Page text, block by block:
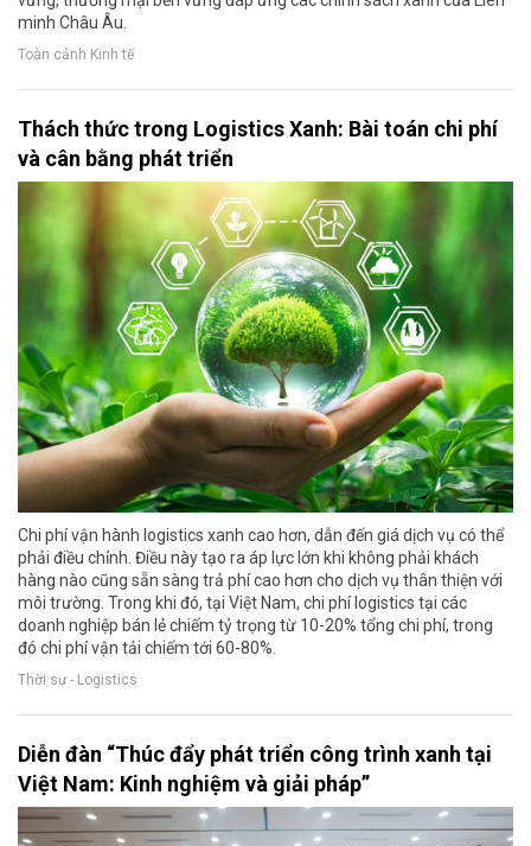
minh Châu Âu.
Toàn cảnh Kinh tế
Thách thức trong Logistics Xanh: Bài toán chi phí
và cân bằng phát triển
Chi phí vận hành logistics xanh cao hơn, dẫn đến giá dịch vụ có thể
phải điều chỉnh. Điều này tạo ra áp lực lớn khi không phải khách
hàng nào cũng sẵn sàng trả phí cao hơn cho dịch vụ thân thiện với
môi trường. Trong khi đó, tại Việt Nam, chi phí logistics tại các
doanh nghiệp bán lẻ chiếm tỷ trọng từ 10-20% tổng chi phí, trong
đó chi phí vận tải chiếm tới 60-80%.
Thời sự - Logistics
Diễn đàn “Thúc đẩy phát triển công trình xanh tại
Việt Nam: Kinh nghiệm và giải pháp”